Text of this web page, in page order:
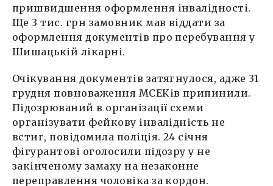
пришвидшення оформлення інвалідності.
Ще 3 тис. грн замовник мав віддати за
оформлення документів про перебування у
Шишацькій лікарні.
Очікування документів затягнулося, адже 31
грудня повноваження МСЕКів припинили.
Підозрюваний в організації схеми
організувати фейкову інвалідність не
встиг, повідомила поліція. 24 січня
фігурантові оголосили підозру у не
закінченому замаху на незаконне
переправлення чоловіка за кордон.